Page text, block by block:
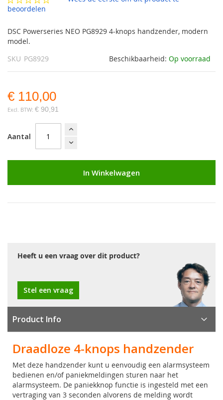
gallerij
beoordelen
DSC Powerseries NEO PG8929 4-knops handzender, modern
model.
Beschikbaarheid: Op voorraad
SKU PG8929
€ 110,00
€ 90,91
Aantal
In Winkelwagen
Heeft u een vraag over dit product?
Stel een vraag
Product Info
Draadloze 4-knops handzender
Met deze handzender kunt u eenvoudig een alarmsysteem
bedienen en/of paniekmeldingen sturen naar het
alarmsysteem. De paniekknop functie is ingesteld met een
vertraging van 3 seconden alvorens de melding wordt